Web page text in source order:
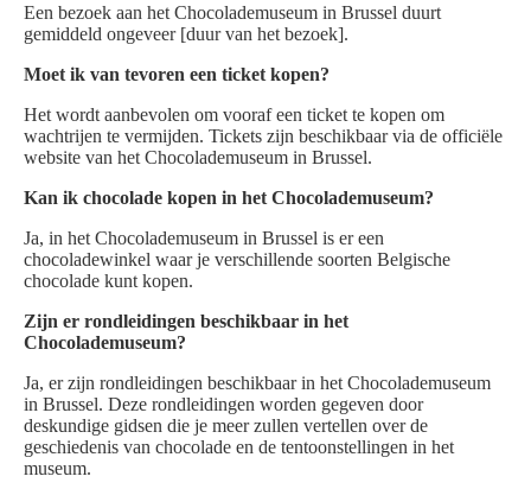
Een bezoek aan het Chocolademuseum in Brussel duurt
gemiddeld ongeveer [duur van het bezoek].
Moet ik van tevoren een ticket kopen?
Het wordt aanbevolen om vooraf een ticket te kopen om
wachtrijen te vermijden. Tickets zijn beschikbaar via de officiële
website van het Chocolademuseum in Brussel.
Kan ik chocolade kopen in het Chocolademuseum?
Ja, in het Chocolademuseum in Brussel is er een
chocoladewinkel waar je verschillende soorten Belgische
chocolade kunt kopen.
Zijn er rondleidingen beschikbaar in het
Chocolademuseum?
Ja, er zijn rondleidingen beschikbaar in het Chocolademuseum
in Brussel. Deze rondleidingen worden gegeven door
deskundige gidsen die je meer zullen vertellen over de
geschiedenis van chocolade en de tentoonstellingen in het
museum.